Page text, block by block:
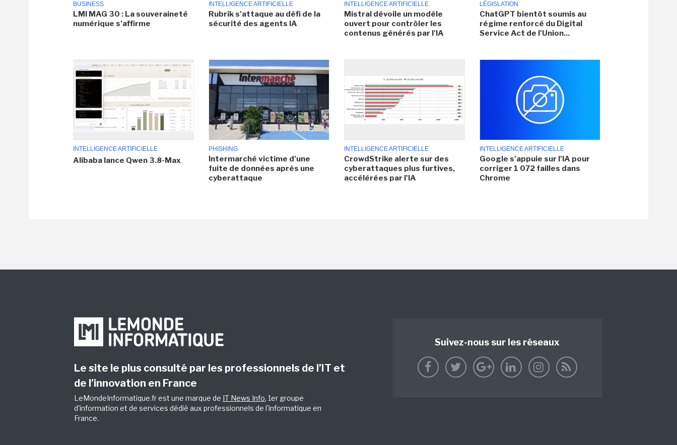
BUSINESS
LMI MAG 30 : La souveraineté
numérique s'affirme
INTELLIGENCE ARTIFICIELLE
Rubrik s'attaque au défi de la
sécurité des agents IA
INTELLIGENCE ARTIFICIELLE
Mistral dévoile un modèle
ouvert pour contrôler les
contenus générés par l'IA
LÉGISLATION
ChatGPT bientôt soumis au
régime renforcé du Digital
Service Act de l'Union...
INTELLIGENCE ARTIFICIELLE
Alibaba lance Qwen 3.8-Max
PHISHING
Intermarché victime d'une
fuite de données après une
cyberattaque
INTELLIGENCE ARTIFICIELLE
CrowdStrike alerte sur des
cyberattaques plus furtives,
accélérées par l'IA
INTELLIGENCE ARTIFICIELLE
Google s'appuie sur l'IA pour
corriger 1 072 failles dans
Chrome
Le site le plus consulté par les professionnels de l’IT et
de l’innovation en France
LeMondeInformatique.fr est une marque de IT News Info, 1er groupe
d'information et de services dédié aux professionnels de l'informatique en
France.
Suivez-nous sur les réseaux